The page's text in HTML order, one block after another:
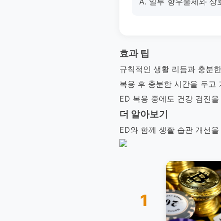
효과 팁
규칙적인 생활 리듬과 충분
복용 후 충분한 시간을 두고
ED 복용 중에도 건강 검진
더 알아보기
ED와 함께 생활 습관 개선
1